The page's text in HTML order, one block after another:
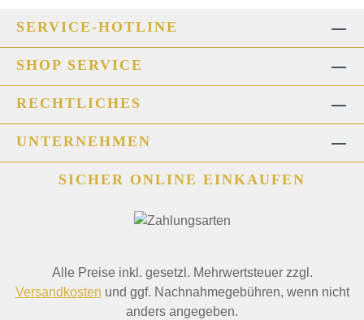
SERVICE-HOTLINE
SHOP SERVICE
RECHTLICHES
UNTERNEHMEN
SICHER ONLINE EINKAUFEN
Alle Preise inkl. gesetzl. Mehrwertsteuer zzgl.
Versandkosten und ggf. Nachnahmegebühren, wenn nicht
anders angegeben.